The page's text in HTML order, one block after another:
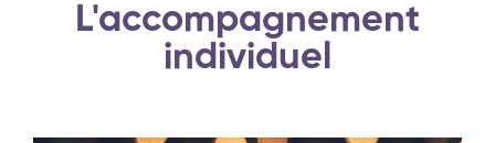
L'accompagnement
individuel